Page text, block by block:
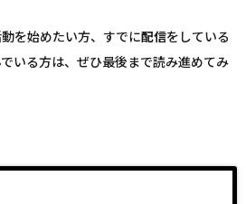
を始めたい方、すでに配信をしている
いる方は、ぜひ最後まで読み進めてみ